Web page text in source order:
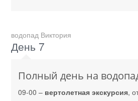
водопад Виктория
День 7
Полный день на
09-00 – вертолетная экскурсия,